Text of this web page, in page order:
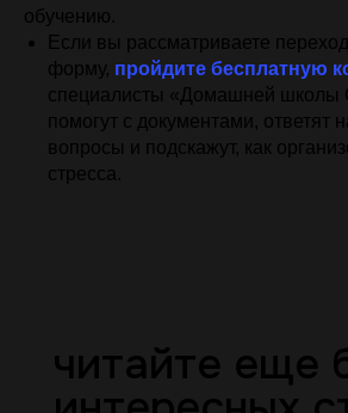
получи
успей прикрепитьсяи сдать
аттестации онлайн
в 2025/2026 году
обучению.
Если вы рассматриваете
форму, пройдите бесплатную
специалисты «Домашней школы
помогут с документами, ответят
вопросы и подскажут, как
стресса.
читайте еще